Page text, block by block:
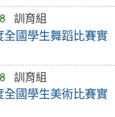
訓育組
全國學生舞蹈比賽實
訓育組
全國學生美術比賽實